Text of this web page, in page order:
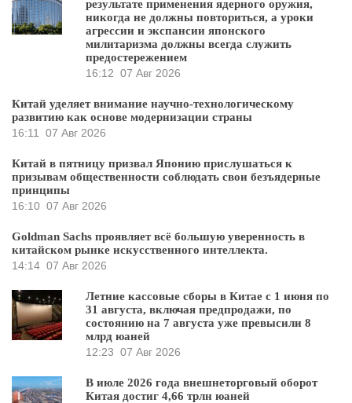
результате применения ядерного оружия,
никогда не должны повториться, а уроки
агрессии и экспансии японского
милитаризма должны всегда служить
предостережением
16:12 07 Авг 2026
Китай уделяет внимание научно-технологическому
развитию как основе модернизации страны
16:11
07 Авг 2026
Китай в пятницу призвал Японию прислушаться к
призывам общественности соблюдать свои безъядерные
принципы
16:10 07 Авг 2026
Goldman Sachs проявляет всё большую уверенность в
китайском рынке искусственного интеллекта.
14:14 07 Авг 2026
Летние кассовые сборы в Китае с 1 июня по
31 августа, включая предпродажи, по
состоянию на 7 августа уже превысили 8
млрд юаней
12:23 07 Авг 2026
В июле 2026 года внешнеторговый оборот
Китая достиг 4,66 трлн юаней